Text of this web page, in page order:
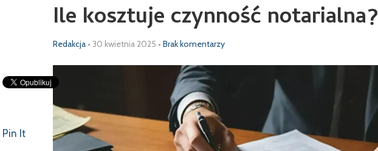
Ile kosztuje czynność notarialna?
Redakcja • 30 kwietnia 2025 • Brak komentarzy
Pin It